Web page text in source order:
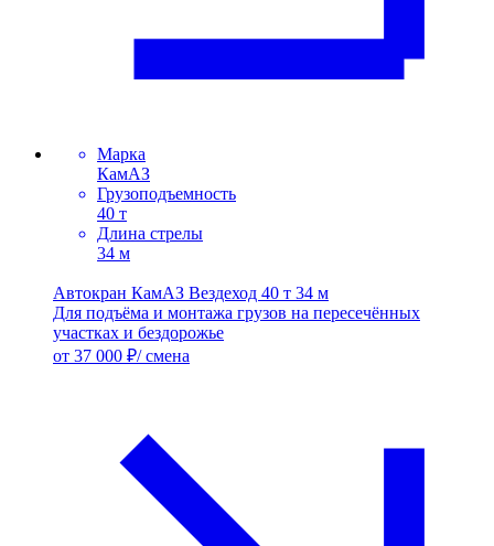
Марка
КамАЗ
Грузоподъемность
40 т
Длина стрелы
34 м
Автокран КамАЗ Вездеход 40 т 34 м
Для подъёма и монтажа грузов на пересечённых
участках и бездорожье
от 37 000 ₽/ смена